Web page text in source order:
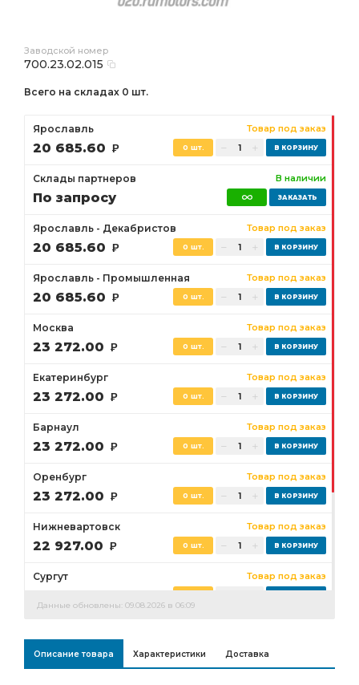
Заводской номер
700.23.02.015
Всего на складах 0 шт.
Ярославль Товар под заказ
20 685.60 Р 0 шт.
Склады партнеров В наличии
По запросу
Ярославль - Декабристов Товар под заказ
20 685.60 Р 0 шт.
Ярославль - Промышленная Товар под заказ
20 685.60 Р 0 шт.
Москва Товар под заказ
23 272.00 Р 0 шт.
Екатеринбург Товар под заказ
23 272.00 Р 0 шт.
Барнаул Товар под заказ
23 272.00 Р 0 шт.
Оренбург Товар под заказ
23 272.00 Р 0 шт.
Нижневартовск Товар под заказ
22 927.00 Р 0 шт.
Сургут Товар под заказ
Данные обновлены: 09.08.2026 в 06:09
Описание товара Характеристики Доставка